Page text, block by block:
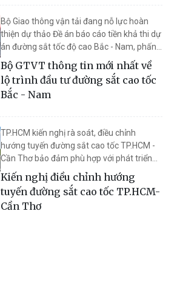
Bộ Giao thông vận tải đang nỗ lực hoàn
thiện dự thảo Đề án báo cáo tiền khả thi dự
án đường sắt tốc độ cao Bắc - Nam, phấn
đấu khởi công xây dựng trước năm 2030.
Bộ GTVT thông tin mới nhất về
lộ trình đầu tư đường sắt cao tốc
Bắc - Nam
TP.HCM kiến nghị rà soát, điều chỉnh
hướng tuyến đường sắt cao tốc TP.HCM -
Cần Thơ bảo đảm phù hợp với phát triển
xã hội và tính đồng bộ, thống nhất.
Kiến nghị điều chỉnh hướng
tuyến đường sắt cao tốc TP.HCM-
Cần Thơ